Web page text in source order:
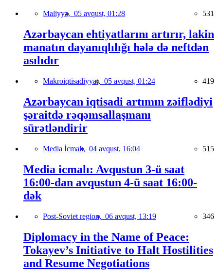
Maliyyə, 05 avqust, 01:28 531
Azərbaycan ehtiyatlarını artırır, lakin
manatın dayanıqlılığı hələ də neftdən
asılıdır
Makroiqtisadiyyat, 05 avqust, 01:24 419
Azərbaycan iqtisadi artımın zəiflədiyi
şəraitdə rəqəmsallaşmanı
sürətləndirir
Media İcmalı, 04 avqust, 16:04 515
Media icmalı: Avqustun 3-ü saat
16:00-dan avqustun 4-ü saat 16:00-
dək
Post-Soviet region, 06 avqust, 13:19 346
Diplomacy in the Name of Peace:
Tokayev’s Initiative to Halt Hostilities
and Resume Negotiations